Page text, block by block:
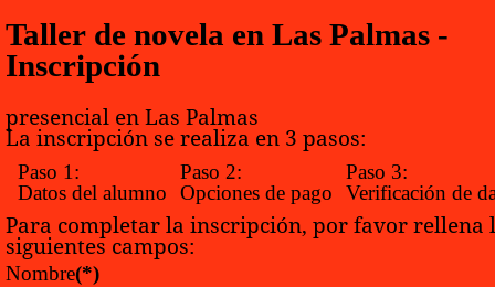
Taller de novela en Las Palmas -
Inscripción
presencial en Las Palmas
La inscripción se realiza en 3 pasos:
Paso 1:
Datos del alumno
Paso 2:
Opciones de pago
Paso 3:
Verificación de
Para completar la inscripción, por favor rellena
siguientes campos:
Nombre(*)